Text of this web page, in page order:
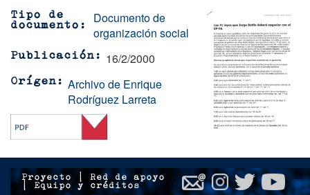
Tipo de
documento
Documento de
organización social
Publicación 16/2/2000
Orígen
Archivo de Enrique
Rodríguez Larreta
Proyecto | Red de apoyo
|
Equipo y créditos